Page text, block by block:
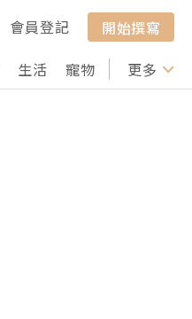
會員登記
開始撰寫
生活 寵物 行山 打卡
更多